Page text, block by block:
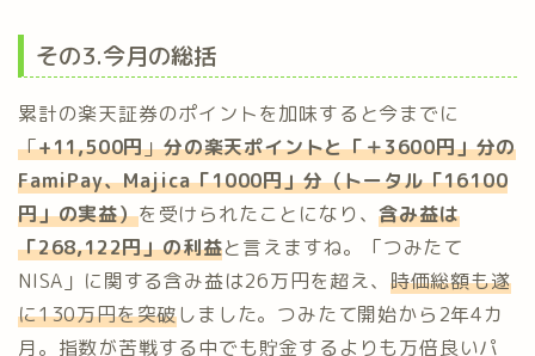
その3.今月の総括
累計の楽天証券のポイントを加味すると今までに
「+11,500円」分の楽天ポイントと「＋3600円」分の
FamiPay、Majica「1000円」分（トータル「16100
円」の実益）を受けられたことになり、含み益は
「268,122円」の利益と言えますね。「つみたて
NISA」に関する含み益は26万円を超え、 時価総額も遂
に130万円を突破しました。つみたて開始から2年4カ
月。指数が苦戦する中でも貯金するよりも万倍良いパ